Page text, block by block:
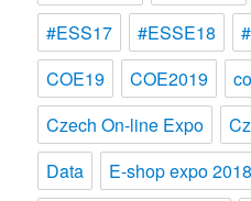
#ESS17
#ESSE18
COE19
COE2019
Czech On-line Expo
Data
E-shop expo 2018